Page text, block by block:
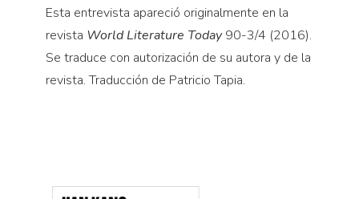
Esta entrevista apareció originalmente en la
revista World Literature Today90-3/4 (2016).
Se traduce con autorización de su autora y de la
revista. Traducción de Patricio Tapia.